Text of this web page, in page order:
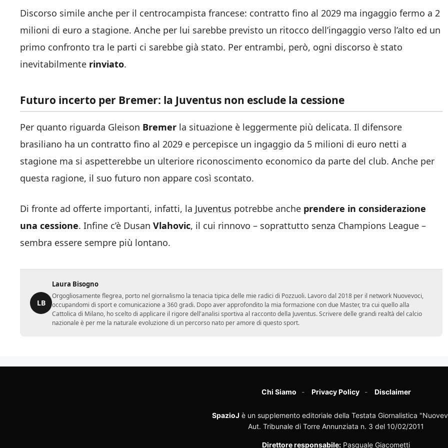
Discorso simile anche per il centrocampista francese: contratto fino al 2029 ma ingaggio fermo a 2
milioni di euro a stagione. Anche per lui sarebbe previsto un ritocco dell’ingaggio verso l’alto ed un
primo confronto tra le parti ci sarebbe già stato. Per entrambi, però, ogni discorso è stato
inevitabilmente rinviato.
Futuro incerto per Bremer: la Juventus non esclude la cessione
Per quanto riguarda Gleison Bremer la situazione è leggermente più delicata. Il difensore
brasiliano ha un contratto fino al 2029 e percepisce un ingaggio da 5 milioni di euro netti a
stagione ma si aspetterebbe un ulteriore riconoscimento economico da parte del club. Anche per
questa ragione, il suo futuro non appare così scontato.
Di fronte ad offerte importanti, infatti, la Juventus potrebbe anche prendere in considerazione
una cessione. Infine c’è Dusan Vlahovic, il cui rinnovo – soprattutto senza Champions League –
sembra essere sempre più lontano.
LB
Laura Bisogno
Orgogliosamente flegrea, porto nel giornalismo la tenacia tipica delle mie radici di Pozzuoli. Lavoro dal 2018 per il network Nuovevoci,
occupandomi di sport e comunicazione a 360 gradi. Dopo aver approfondito la mia formazione con due Master, tra cui quello alla
Cattolica di Milano, ho scelto di applicare il rigore dell'analisi sportiva al racconto della Juventus. Scrivere delle grandi realtà del calcio
nazionale è per me la naturale evoluzione di un percorso nato per amore di questo sport.
Chi Siamo Privacy Policy Disclaimer
SpazioJ è un supplemento editoriale della Testata Giornalistica
Aut. Tribunale di Torre Annunziata n. 3 del 10/02/2011
Direttore responsabile: Pasquale Giacometti